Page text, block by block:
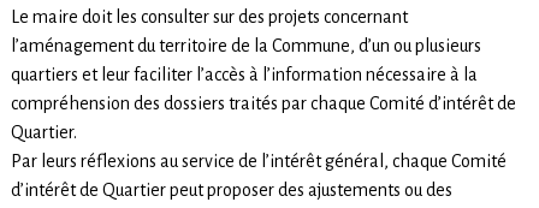
Le maire doit les consulter sur des projets concernant
l’aménagement du territoire de la Commune, d’un ou plusieurs
quartiers et leur faciliter l’accès à l’information nécessaire à la
compréhension des dossiers traités par chaque Comité d’intérêt de
Quartier.
Par leurs réflexions au service de l’intérêt général, chaque Comité
d’intérêt de Quartier peut proposer des ajustements ou des